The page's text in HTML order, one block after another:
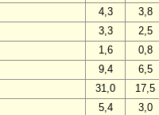
4,3
3,8
3,3
2,5
1,6
0,8
9,4
6,5
31,0
17,5
5,4
3,0